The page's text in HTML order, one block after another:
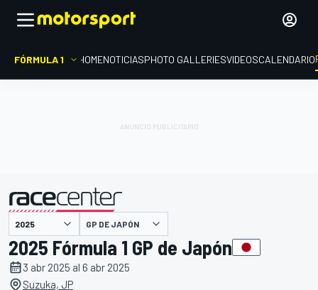
FÓRMULA 1 HOMENOTICIASPHOTO GALLERIESVIDEOSCALENDARIO
presentado por GP DE JAPÓN
2025 Fórmula 1 GP de Japón
3 abr 2025 al 6 abr 2025
Suzuka, JP